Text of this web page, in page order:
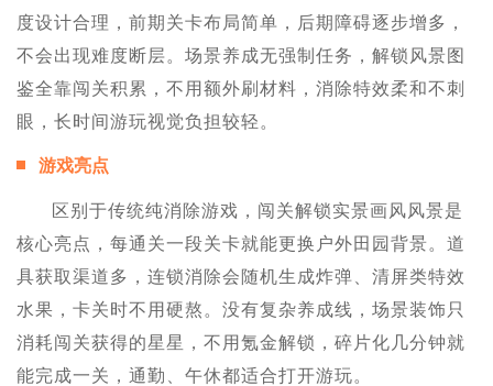
度设计合理，前期关卡布局简单，后期障碍逐步增多，
不会出现难度断层。场景养成无强制任务，解锁风景图
鉴全靠闯关积累，不用额外刷材料，消除特效柔和不刺
眼，长时间游玩视觉负担较轻。
游戏亮点
区别于传统纯消除游戏，闯关解锁实景画风风景是
核心亮点，每通关一段关卡就能更换户外田园背景。道
具获取渠道多，连锁消除会随机生成炸弹、清屏类特效
水果，卡关时不用硬熬。没有复杂养成线，场景装饰只
消耗闯关获得的星星，不用氪金解锁，碎片化几分钟就
能完成一关，通勤、午休都适合打开游玩。